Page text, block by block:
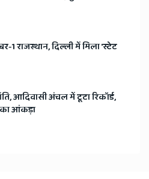
राजस्थान, दिल्ली में मिला 'स्टेट
आदिवासी अंचल में टूटा रिकॉर्ड,
का आंकड़ा